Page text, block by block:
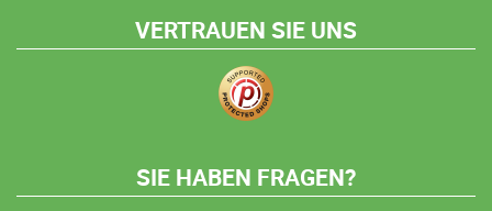
VERTRAUEN SIE UNS
SIE HABEN FRAGEN?